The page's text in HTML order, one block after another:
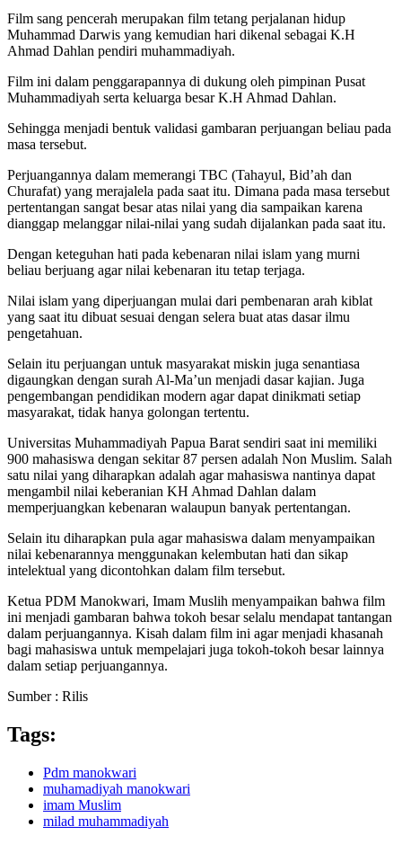
Film sang pencerah merupakan film tetang perjalanan hidup
Muhammad Darwis yang kemudian hari dikenal sebagai K.H
Ahmad Dahlan pendiri muhammadiyah.
Film ini dalam penggarapannya di dukung oleh pimpinan Pusat
Muhammadiyah serta keluarga besar K.H Ahmad Dahlan.
Sehingga menjadi bentuk validasi gambaran perjuangan beliau pada
masa tersebut.
Perjuangannya dalam memerangi TBC (Tahayul, Bid’ah dan
Churafat) yang merajalela pada saat itu. Dimana pada masa tersebut
pertentangan sangat besar atas nilai yang dia sampaikan karena
dianggap melanggar nilai-nilai yang sudah dijalankan pada saat itu.
Dengan keteguhan hati pada kebenaran nilai islam yang murni
beliau berjuang agar nilai kebenaran itu tetap terjaga.
Nilai islam yang diperjuangan mulai dari pembenaran arah kiblat
yang saat itu dibuat sesuai dengan selera buat atas dasar ilmu
pengetahuan.
Selain itu perjuangan untuk masyarakat miskin juga senantiasa
digaungkan dengan surah Al-Ma’un menjadi dasar kajian. Juga
pengembangan pendidikan modern agar dapat dinikmati setiap
masyarakat, tidak hanya golongan tertentu.
Universitas Muhammadiyah Papua Barat sendiri saat ini memiliki
900 mahasiswa dengan sekitar 87 persen adalah Non Muslim. Salah
satu nilai yang diharapkan adalah agar mahasiswa nantinya dapat
mengambil nilai keberanian KH Ahmad Dahlan dalam
memperjuangkan kebenaran walaupun banyak pertentangan.
Selain itu diharapkan pula agar mahasiswa dalam menyampaikan
nilai kebenarannya menggunakan kelembutan hati dan sikap
intelektual yang dicontohkan dalam film tersebut.
Ketua PDM Manokwari, Imam Muslih menyampaikan bahwa film
ini menjadi gambaran bahwa tokoh besar selalu mendapat tantangan
dalam perjuangannya. Kisah dalam film ini agar menjadi khasanah
bagi mahasiswa untuk mempelajari juga tokoh-tokoh besar lainnya
dalam setiap perjuangannya.
Sumber : Rilis
Tags:
Pdm manokwari
muhamadiyah manokwari
imam Muslim
milad muhammadiyah